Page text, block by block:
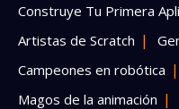
Construye Tu Primera
Artistas de Scratch
Campeones en robótica
Magos de la animación